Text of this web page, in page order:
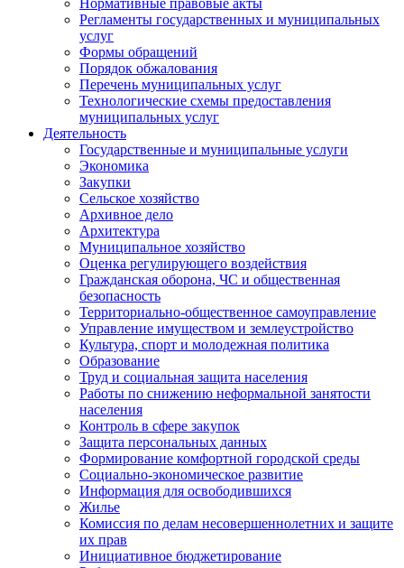
Нормативные правовые акты
Регламенты государственных и муниципальных
услуг
Формы обращений
Порядок обжалования
Перечень муниципальных услуг
Технологические схемы предоставления
муниципальных услуг
Деятельность
Государственные и муниципальные услуги
Экономика
Закупки
Сельское хозяйство
Архивное дело
Архитектура
Муниципальное хозяйство
Оценка регулирующего воздействия
Гражданская оборона, ЧС и общественная
безопасность
Территориально-общественное самоуправление
Управление имуществом и землеустройство
Культура, спорт и молодежная политика
Образование
Труд и социальная защита населения
Работы по снижению неформальной занятости
населения
Контроль в сфере закупок
Защита персональных данных
Формирование комфортной городской среды
Социально-экономическое развитие
Информация для освободившихся
Жилье
Комиссия по делам несовершеннолетних и защите
их прав
Инициативное бюджетирование